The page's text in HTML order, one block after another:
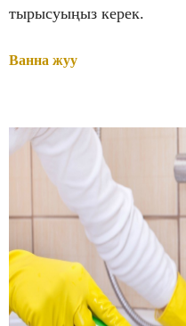
тырысуыңыз керек.
Ванна жуу